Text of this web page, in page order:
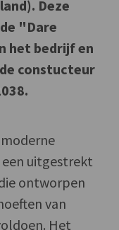
Deze
"Dare
het bedrijf en
constucteur
uitgestrekt
ontworpen
van
Het